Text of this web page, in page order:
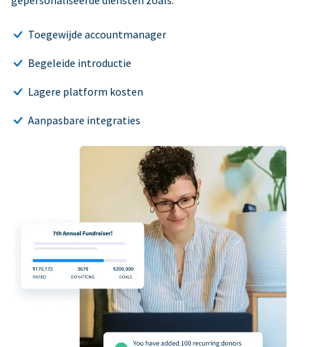
Toegewijde accountmanager
Begeleide introductie
Lagere platform kosten
Aanpasbare integraties